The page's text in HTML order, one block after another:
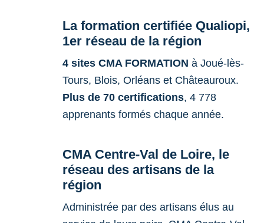
La formation certifiée Qualiopi,
1er réseau de la région
4 sites CMA FORMATION à Joué-lès-
Tours, Blois, Orléans et Châteauroux.
Plus de 70 certifications, 4 778
apprenants formés chaque année.
CMA Centre-Val de Loire, le
réseau des artisans de la
région
Administrée par des artisans élus au